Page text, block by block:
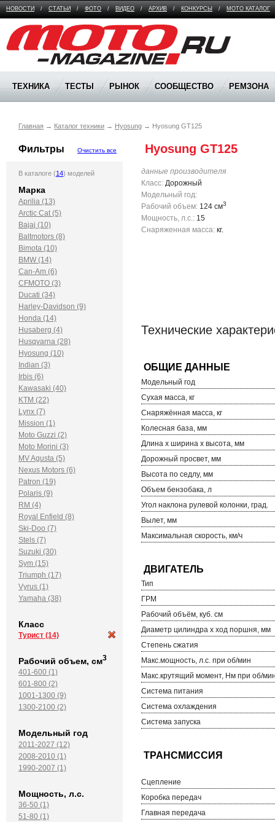
НОВОСТИ / СТАТЬИ / ФОТО / ВИДЕО / АРХИВ / КОНКУРСЫ / МОТО КАТАЛОГ
Moto Magazine
ТЕХНИКА ТЕСТЫ РЫНОК СООБЩЕСТВО РЕМЗОНА
Главная → Каталог техники → Hyosung → Hyosung GT125
Фильтры Очистить все
В каталоге (14) моделей
Марка
Aprilia (13)
Arctic Cat (5)
Bajaj (10)
Baltmotors (8)
Bimota (10)
BMW (14)
Can-Am (6)
CFMOTO (3)
Ducati (34)
Harley-Davidson (9)
Honda (14)
Husaberg (4)
Husqvarna (28)
Hyosung (10)
Indian (3)
Irbis (6)
Kawasaki (40)
KTM (22)
Lynx (7)
Mission (1)
Moto Guzzi (2)
Moto Morini (3)
MV Agusta (5)
Nexus Motors (6)
Patron (19)
Polaris (9)
RM (4)
Royal Enfield (8)
Ski-Doo (7)
Stels (7)
Suzuki (30)
Sym (15)
Triumph (17)
Vyrus (1)
Yamaha (38)
Класс
Турист (14)
Рабочий объем, см3
401-600 (1)
601-800 (2)
1001-1300 (9)
1300-2100 (2)
Модельный год
2011-2027 (12)
2008-2010 (1)
1990-2007 (1)
Мощность, л.с.
36-50 (1)
51-80 (1)
Hyosung GT125
данные производителя
Класс: Дорожный
Модельный год:
Рабочий объем: 124 см3
Мощность, л.с.: 15
Снаряженная масса: кг.
Технические
Модельный год
Сухая масса, кг
Снаряжённая масса, кг
Колесная база, мм
Длина х ширина х высота, мм
Дорожный просвет, мм
Высота по седлу, мм
Объем бензобака, л
Угол наклона рулевой колонки, град.
Вылет, мм
Максимальная скорость, км/ч
Тип
ГРМ
Рабочий объём, куб. см
Диаметр цилиндра х ход поршня, мм
Степень сжатия
Макс.мощность, л.с. при об/мин
Макс.крутящий момент, Нм при об/
Система питания
Система охлаждения
Система запуска
Сцепление
Коробка передач
Главная передача